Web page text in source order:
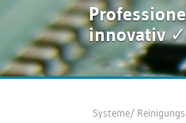
innovativ
Systeme/